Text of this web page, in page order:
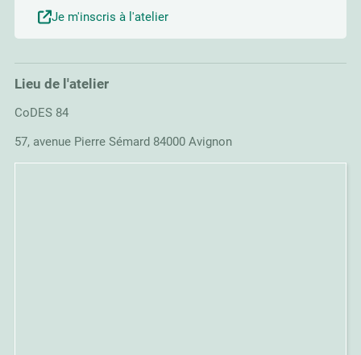
Je m'inscris à l'atelier
Lieu de l'atelier
CoDES 84
57, avenue Pierre Sémard 84000 Avignon